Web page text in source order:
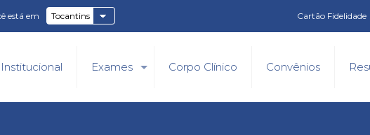
está em Cartão Fidelidade
Institucional Exames Corpo Clínico Convênios